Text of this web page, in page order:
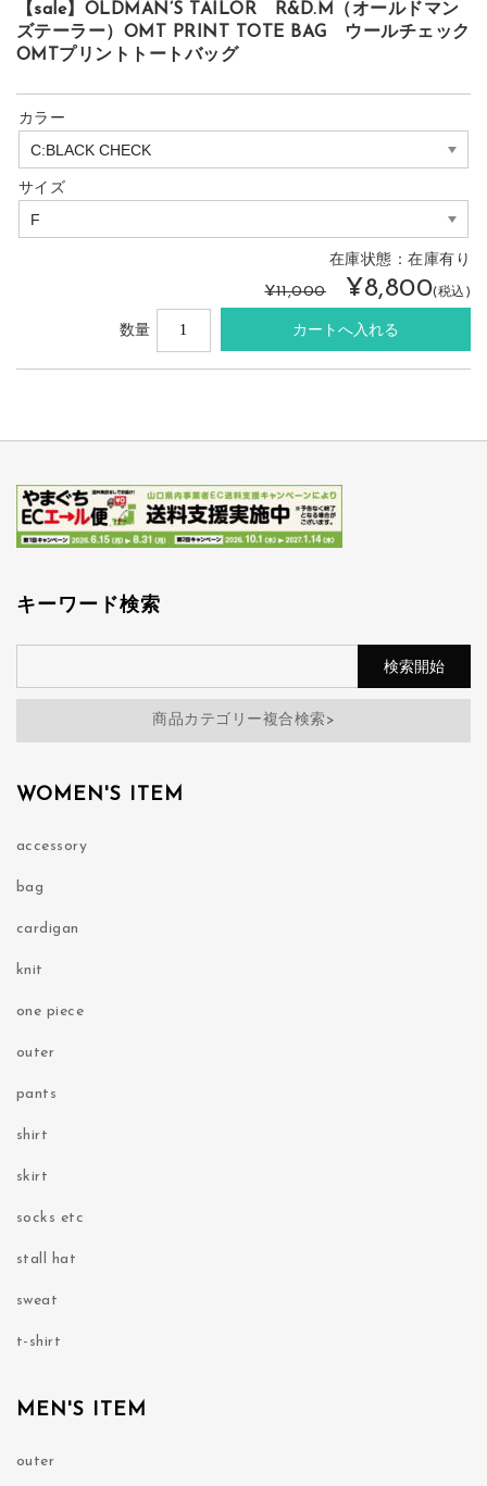
【sale】OLDMAN’S TAILOR R&D.M（オールドマン
ズテーラー）OMT PRINT TOTE BAG ウールチェック
OMTプリントトートバッグ
カラー
サイズ
在庫状態：在庫有り
¥11,000
¥8,800(税込)
数量
キーワード検索
商品カテゴリー複合検索>
WOMEN'S ITEM
accessory
bag
cardigan
knit
one piece
outer
pants
shirt
skirt
socks etc
stall hat
sweat
t-shirt
MEN'S ITEM
outer